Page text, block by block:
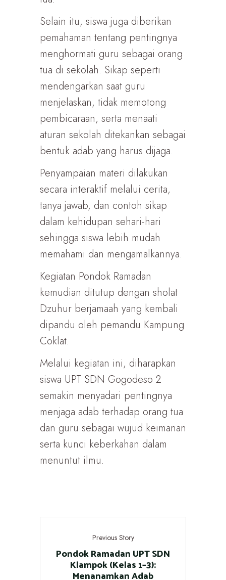
Selain itu, siswa juga diberikan
pemahaman tentang pentingnya
menghormati guru sebagai orang
tua di sekolah. Sikap seperti
mendengarkan saat guru
menjelaskan, tidak memotong
pembicaraan, serta menaati
aturan sekolah ditekankan sebagai
bentuk adab yang harus dijaga.
Penyampaian materi dilakukan
secara interaktif melalui cerita,
tanya jawab, dan contoh sikap
dalam kehidupan sehari-hari
sehingga siswa lebih mudah
memahami dan mengamalkannya.
Kegiatan Pondok Ramadan
kemudian ditutup dengan sholat
Dzuhur berjamaah yang kembali
dipandu oleh pemandu Kampung
Coklat.
Melalui kegiatan ini, diharapkan
siswa UPT SDN Gogodeso 2
semakin menyadari pentingnya
menjaga adab terhadap orang tua
dan guru sebagai wujud keimanan
serta kunci keberkahan dalam
menuntut ilmu.
Previous Story
Pondok Ramadan UPT SDN
Klampok (Kelas 1–3):
Menanamkan Adab